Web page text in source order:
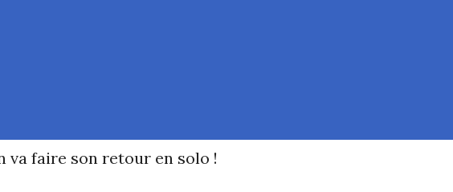
va faire son retour en solo !